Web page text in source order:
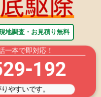
地調査・お見積り無料
一本で即対応！
192
やすいです。